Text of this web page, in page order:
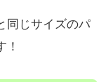
同じサイズのパ
！